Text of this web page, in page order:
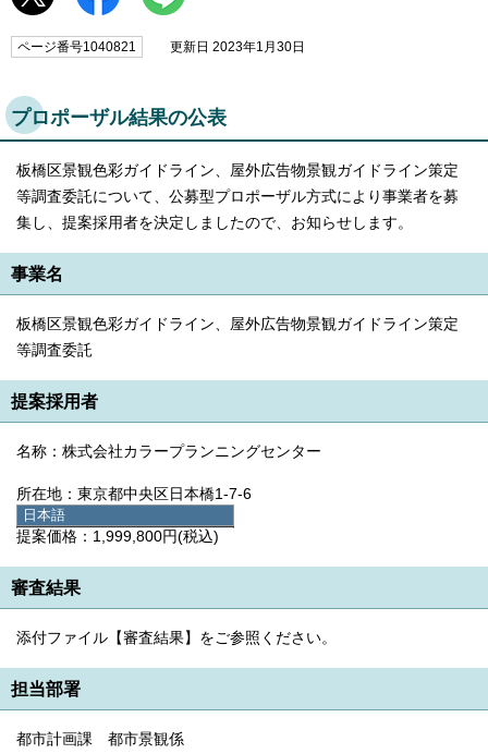
日本語
日本語
한국어
简体中文
ページ番号1040821 更新日 2023年1月30日
プロポーザル結果の公表
板橋区景観色彩ガイドライン、屋外広告物景観ガイドライン策定
等調査委託について、公募型プロポーザル方式により事業者を募
集し、提案採用者を決定しましたので、お知らせします。
事業名
板橋区景観色彩ガイドライン、屋外広告物景観ガイドライン策定
等調査委託
提案採用者
名称：株式会社カラープランニングセンター
所在地：東京都中央区日本橋1-7-6
提案価格：1,999,800円(税込)
審査結果
添付ファイル【審査結果】をご参照ください。
担当部署
都市計画課 都市景観係